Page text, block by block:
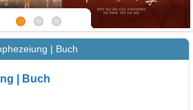
| Buch
| Buch